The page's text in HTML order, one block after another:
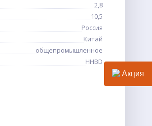
2,8
10,5
Россия
Китай
общепромышленное
HHBD
Акция